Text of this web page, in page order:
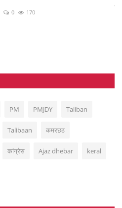
0 170
PM PMJDY Taliban
Talibaan कमरछठ
कांग्रेस Ajaz dhebar keral